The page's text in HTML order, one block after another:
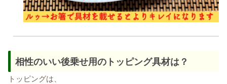
相性のいい後乗せ用のトッピング具材は？
トッピングは、